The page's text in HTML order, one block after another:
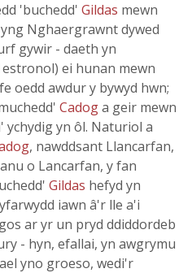
'buchedd' Gildas mewn
Nghaergrawnt dywed
gywir - daeth yn
ei hunan mewn
oedd awdur y bywyd hwn;
Cadoga geir mewn
yn ôl. Naturiol a
, nawddsant Llancarfan,
o Lancarfan, y fan
Gildas hefyd yn
iawn â'r lle a'i
ar yr un pryd ddiddordeb
- hyn, efallai, yn awgrymu
yno groeso, wedi'r